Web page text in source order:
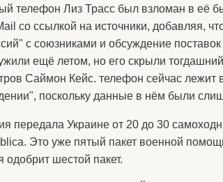
телефон Лиз Трасс был взломан в её
со ссылкой на источники, добавляя,
с союзниками и обсуждение
ещё летом, но его скрыли
Саймон Кейс. телефон сейчас
поскольку данные в нём были
передала Украине от 20 до 30
Это уже пятый пакет военной
одобрит шестой пакет.